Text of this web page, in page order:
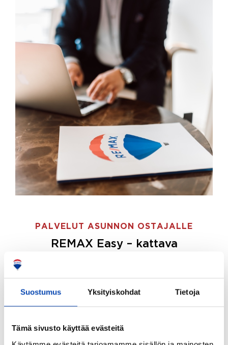
Suostumus Yksityiskohdat Tietoja
Tämä sivusto käyttää evästeitä
PALVELUT ASUNNON OSTAJALLE
REMAX Easy – kattava
ostajille.
Tee ostotoimeksianto ja etsimme juuri